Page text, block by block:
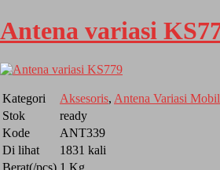
Antena variasi
Kategori Aksesoris, Antena Variasi Mobil
Stok
ready
Kode
ANT339
Di lihat
1831 kali
Berat(/pcs) 1 Kg